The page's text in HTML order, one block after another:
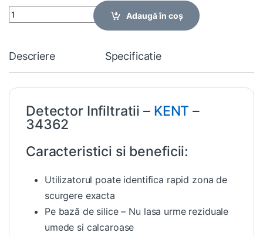
Quantity
Adaugă în coș
Descriere Specificatie
Detector Infiltratii – KENT –
34362
Caracteristici si beneficii:
Utilizatorul poate identifica rapid zona de
scurgere exacta
Pe bază de silice – Nu lasa urme reziduale
umede si calcaroase